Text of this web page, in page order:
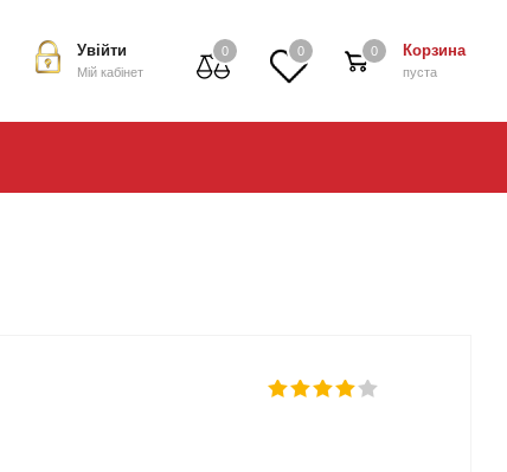
0 0 Корзина
пуста
0
Увійти
Мій кабінет